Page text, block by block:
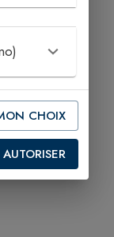
CHOIX
AUTORISER